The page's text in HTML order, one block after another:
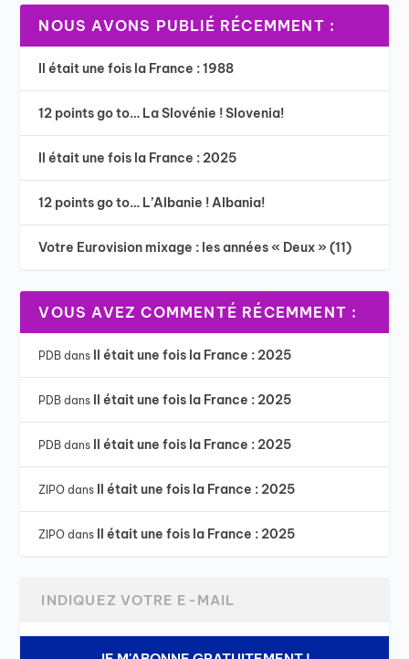
NOUS AVONS PUBLIÉ RÉCEMMENT :
Il était une fois la France : 1988
12 points go to… La Slovénie ! Slovenia!
Il était une fois la France : 2025
12 points go to… L’Albanie ! Albania!
Votre Eurovision mixage : les années « Deux » (11)
VOUS AVEZ COMMENTÉ RÉCEMMENT :
PDB dans Il était une fois la France : 2025
PDB dans Il était une fois la France : 2025
PDB dans Il était une fois la France : 2025
ZIPO dans Il était une fois la France : 2025
ZIPO dans Il était une fois la France : 2025